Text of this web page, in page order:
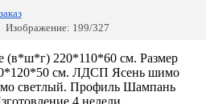
Изображение: 199/327
(в*ш*г) 220*110*60 см. Размер
см. ЛДСП Ясень шимо
светлый. Профиль Шампань
4 недели.